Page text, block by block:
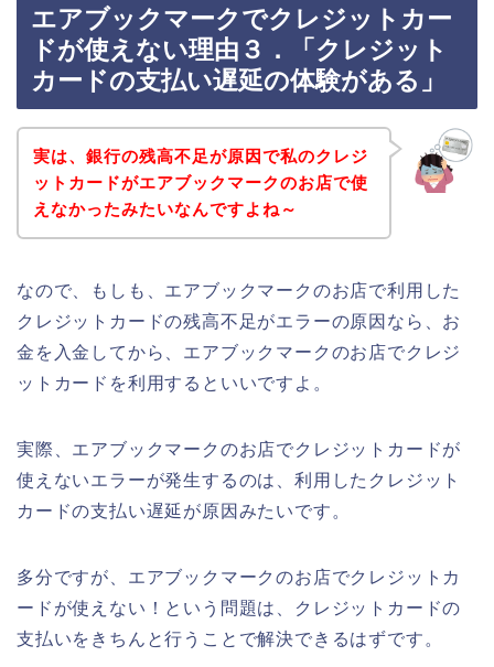
エアブックマークでクレジットカー
ドが使えない理由３．「クレジット
カードの支払い遅延の体験がある」
実は、銀行の残高不足が原因で私のクレジ
ットカードがエアブックマークのお店で使
えなかったみたいなんですよね～
なので、もしも、エアブックマークのお店で利用した
クレジットカードの残高不足がエラーの原因なら、お
金を入金してから、エアブックマークのお店でクレジ
ットカードを利用するといいですよ。
実際、エアブックマークのお店でクレジットカードが
使えないエラーが発生するのは、利用したクレジット
カードの支払い遅延が原因みたいです。
多分ですが、エアブックマークのお店でクレジットカ
ードが使えない！という問題は、クレジットカードの
支払いをきちんと行うことで解決できるはずです。